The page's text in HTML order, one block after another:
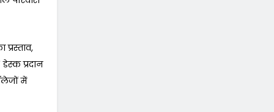
प्रदान
में